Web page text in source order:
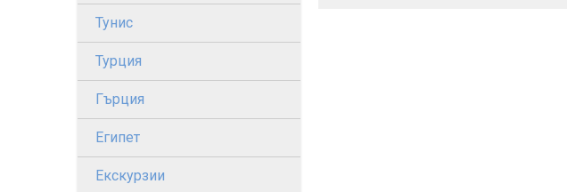
Тунис
Турция
Гърция
Египет
Екскурзии